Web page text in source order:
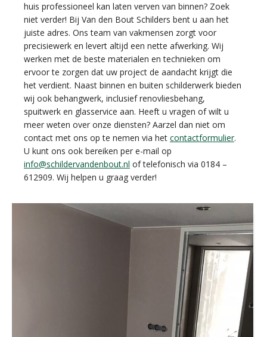
huis professioneel kan laten verven van binnen? Zoek
niet verder! Bij Van den Bout Schilders bent u aan het
juiste adres. Ons team van vakmensen zorgt voor
precisiewerk en levert altijd een nette afwerking. Wij
werken met de beste materialen en technieken om
ervoor te zorgen dat uw project de aandacht krijgt die
het verdient. Naast binnen en buiten schilderwerk bieden
wij ook behangwerk, inclusief renovliesbehang,
spuitwerk en glasservice aan. Heeft u vragen of wilt u
meer weten over onze diensten? Aarzel dan niet om
contact met ons op te nemen via het contactformulier.
U kunt ons ook bereiken per e-mail op
info@schildervandenbout.nl of telefonisch via 0184 –
612909. Wij helpen u graag verder!